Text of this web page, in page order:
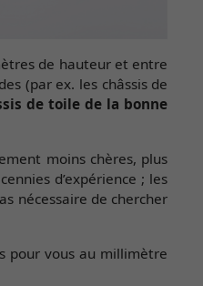
de hauteur et entre
(par ex. les châssis de
de toile de la bonne
moins chères, plus
d’expérience ; les
nécessaire de chercher
pour vous au millimètre